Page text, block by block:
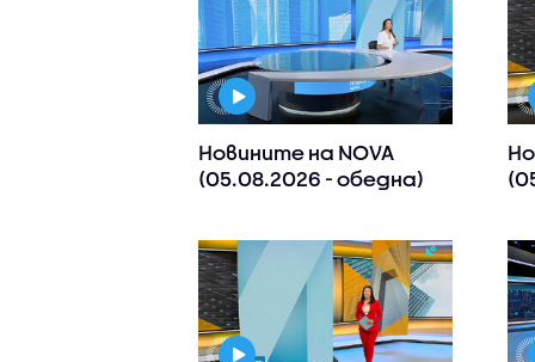
Новините на NOVA
(05.08.2026 - обедна)